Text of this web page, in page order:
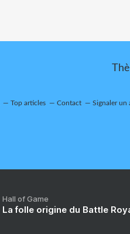
Top articles Contact Signaler un
Hall of Game
La folle origine du Battle